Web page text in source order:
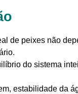
de peixes não
do sistema
estabilidade da